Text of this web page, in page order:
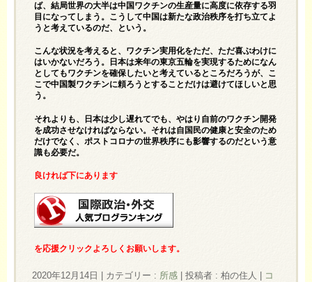
ば、結局世界の大半は中国ワクチンの生産量に高度に依存する羽
目になってしまう。こうして中国は新たな政治秩序を打ち立てよ
うと考えているのだ、という。
こんな状況を考えると、ワクチン実用化をただ、ただ喜ぶわけに
はいかないだろう。日本は来年の東京五輪を実現するためになん
としてもワクチンを確保したいと考えているところだろうが、こ
こで中国製ワクチンに頼ろうとすることだけは避けてほしいと思
う。
それよりも、日本は少し遅れてでも、やはり自前のワクチン開発
を成功させなければならない。それは自国民の健康と安全のため
だけでなく、ポストコロナの世界秩序にも影響するのだという意
識も必要だ。
良ければ下にあります
を応援クリックよろしくお願いします。
2020年12月14日 カテゴリー : 所感 投稿者 : 柏の住人
コ